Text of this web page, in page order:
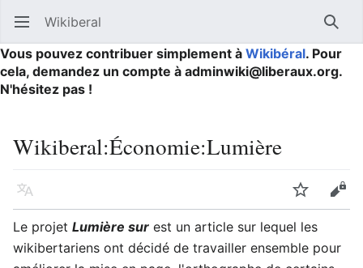
Ouvrir le menu principal Wikiberal
Vous pouvez contribuer simplement à Wikibéral. Pour
cela, demandez un compte à adminwiki@liberaux.org.
N'hésitez pas !
Wikiberal:Économie:Lumière
Langue Suivre
Le projet Lumière sur est un article sur lequel les
wikibertariens ont décidé de travailler ensemble pour